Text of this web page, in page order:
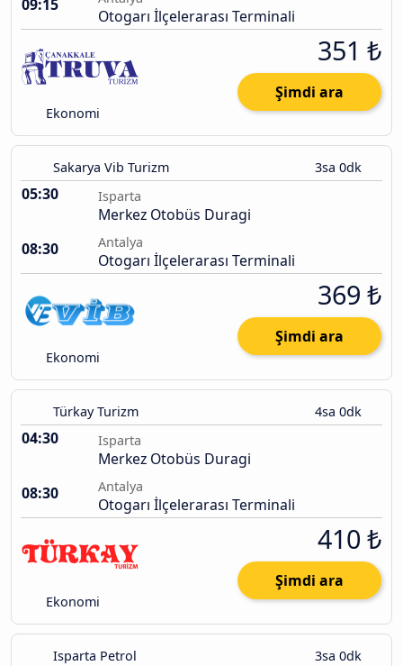
09:15
Otogarı İlçelerarası Terminali
Ekonomi
351 ₺
Şimdi ara
Sakarya Vib Turizm 3sa 0dk
05:30 Isparta
Merkez Otobüs Duragi
08:30
Antalya
Otogarı İlçelerarası Terminali
Ekonomi
369 ₺
Şimdi ara
Türkay Turizm 4sa 0dk
04:30 Isparta
Merkez Otobüs Duragi
08:30
Antalya
Otogarı İlçelerarası Terminali
Ekonomi
410 ₺
Şimdi ara
Isparta Petrol 3sa 0dk